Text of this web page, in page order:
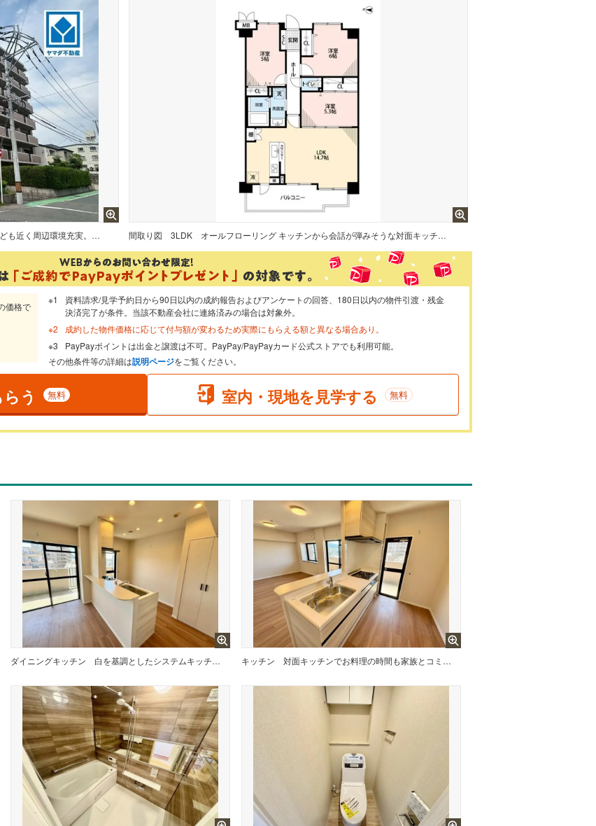
R8年4月リフォーム完了 スーパーやコンビニなども近く周辺環境充実。快適でゆとりのある生活空間で新生活を始めましょう＾＾ 間取り図 3LDK オールフローリング キッチンから会話が弾みそうな対面キッチン 全居室収納有 6階なので眺望良好＾＾
価格で
資料請求/見学予約日から90日以内の成約報告およびアンケートの回答、180日以内の物件引渡・残金
決済完了が条件。当該不動産会社に連絡済みの場合は対象外。
成約した物件価格に応じて付与額が変わるため実際にもらえる額と異なる場合あり。
PayPayポイントは出金と譲渡は不可。PayPay/PayPayカード公式ストアでも利用可能。
その他条件等の詳細は説明ページをご覧ください。
う 無料 室内・現地を見学する 無料
ダイニングキッチン 白を基調としたシステムキッチンは清潔感がありお部屋全体を明るく演出します キッチン 対面キッチンでお料理の時間も家族とコミュニケーションもバッチリです